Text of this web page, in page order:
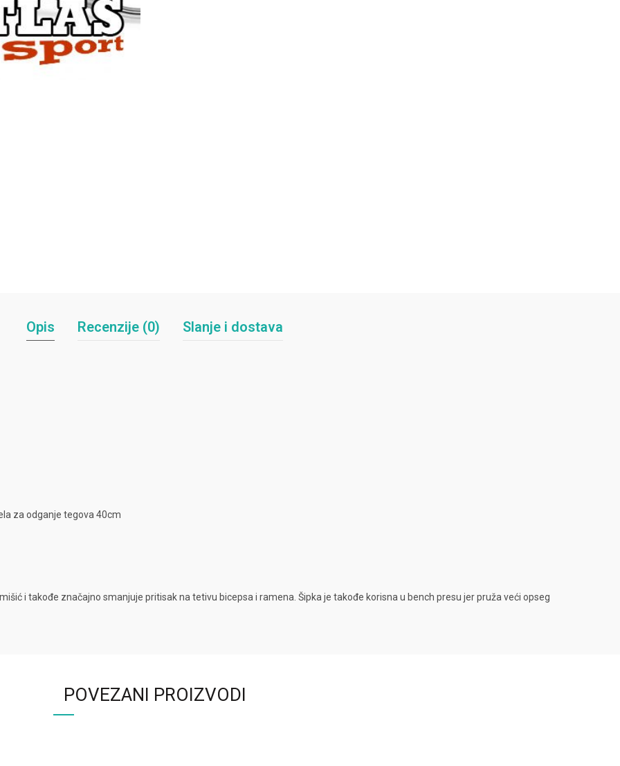
Opis Recenzije (0) Slanje i dostava
za odganje tegova 40cm
i takođe značajno smanjuje pritisak na tetivu bicepsa i ramena. Šipka je takođe korisna u bench presu jer pruža veći opseg
POVEZANI PROIZVODI